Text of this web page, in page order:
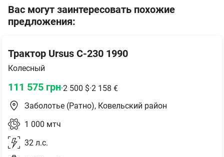
Вас могут заинтересовать похожие
предложения:
Трактор Ursus C-230 1990
Колесный
111 575 грн·2 500 $·2 158 €
Заболотье (Ратно), Ковельский район
1 000 мтч
32 л.с.